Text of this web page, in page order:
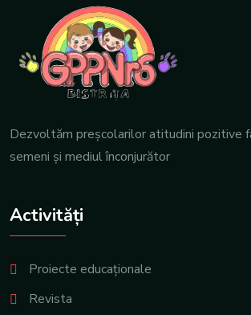
Dezvoltăm preşcolarilor atitudini pozitive
semeni şi mediul înconjurător
Activități
Proiecte educaționale
Revista